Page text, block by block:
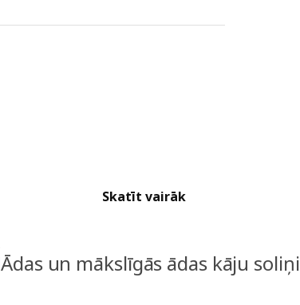
Skatīt vairāk
Ādas un mākslīgās ādas kāju soliņi